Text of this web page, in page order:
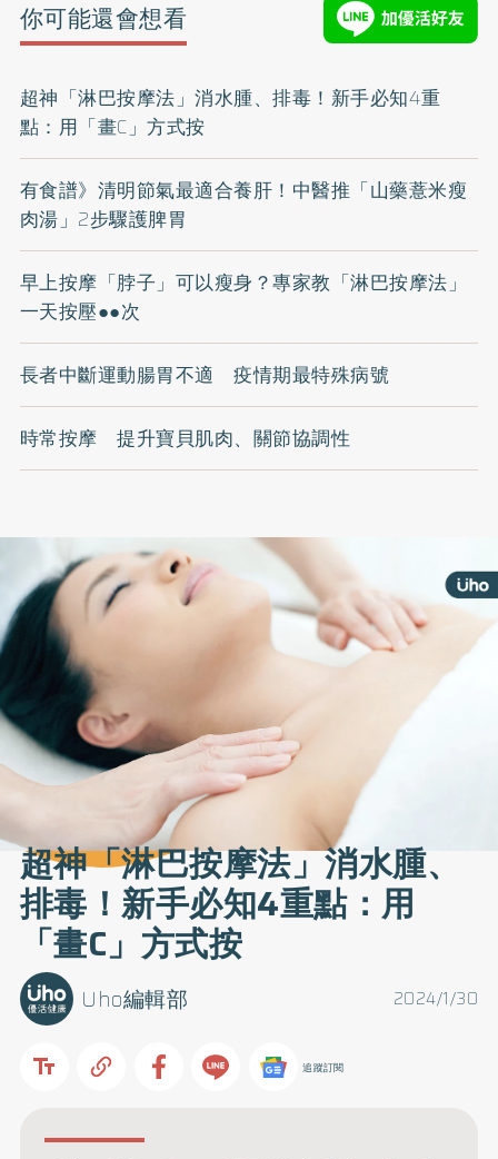
你可能還會想看
超神「淋巴按摩法」消水腫、排毒！新手必知4重
點：用「畫C」方式按
有食譜》清明節氣最適合養肝！中醫推「山藥薏米瘦
肉湯」2步驟護脾胃
早上按摩「脖子」可以瘦身？專家教「淋巴按摩法」
一天按壓●●次
長者中斷運動腸胃不適 疫情期最特殊病號
時常按摩 提升寶貝肌肉、關節協調性
超神「淋巴按摩法」消水腫、
排毒！新手必知4重點：用
「畫C」方式按
2024/1/30
Uho編輯部
追蹤訂閱